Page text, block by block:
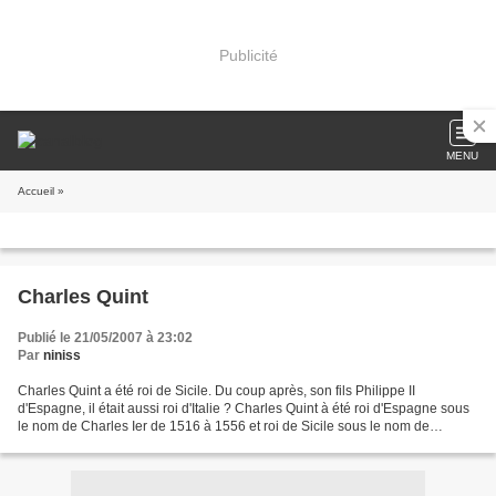
Publicité
MENU
Accueil »
Charles Quint
Publié le 21/05/2007 à 23:02
Par niniss
Charles Quint a été roi de Sicile. Du coup après, son fils Philippe II
d'Espagne, il était aussi roi d'Italie ? Charles Quint à été roi d'Espagne sous
le nom de Charles Ier de 1516 à 1556 et roi de Sicile sous le nom de